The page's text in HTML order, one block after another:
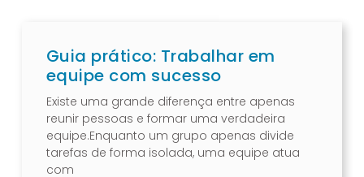
Guia prático: Trabalhar em
equipe com sucesso
Existe uma grande diferença entre apenas
reunir pessoas e formar uma verdadeira
equipe.Enquanto um grupo apenas divide
tarefas de forma isolada, uma equipe atua
com